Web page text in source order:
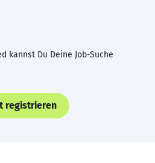
kannst Du Deine Job-Suche
registrieren